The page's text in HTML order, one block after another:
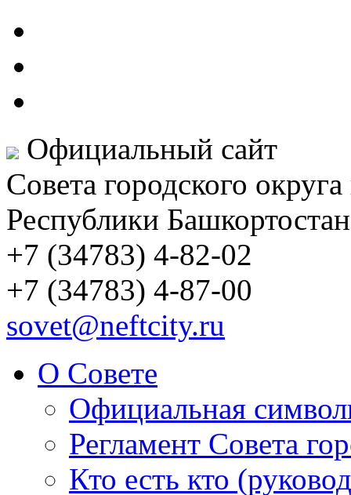
Официальный сайт
Совета городского
Республики Башкортостан
+7 (34783) 4-82-02
+7 (34783) 4-87-00
sovet@neftcity.ru
О Совете
Официальная
Регламент Совета
Кто есть кто